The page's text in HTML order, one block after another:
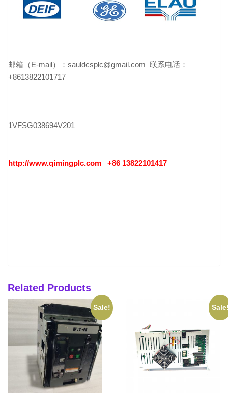
邮箱（E-mail）：sauldcsplc@gmail.com 联系电话：
+8613822101717
1VFSG038694V201
http://www.qimingplc.com +86 13822101417
Related Products
Sale!